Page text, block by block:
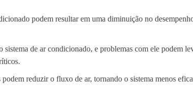
podem resultar em uma diminuição no
sistema de ar condicionado, e problemas com ele podem
reduzir o fluxo de ar, tornando o sistema menos